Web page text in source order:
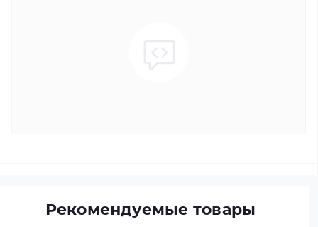
Рекомендуемые товары